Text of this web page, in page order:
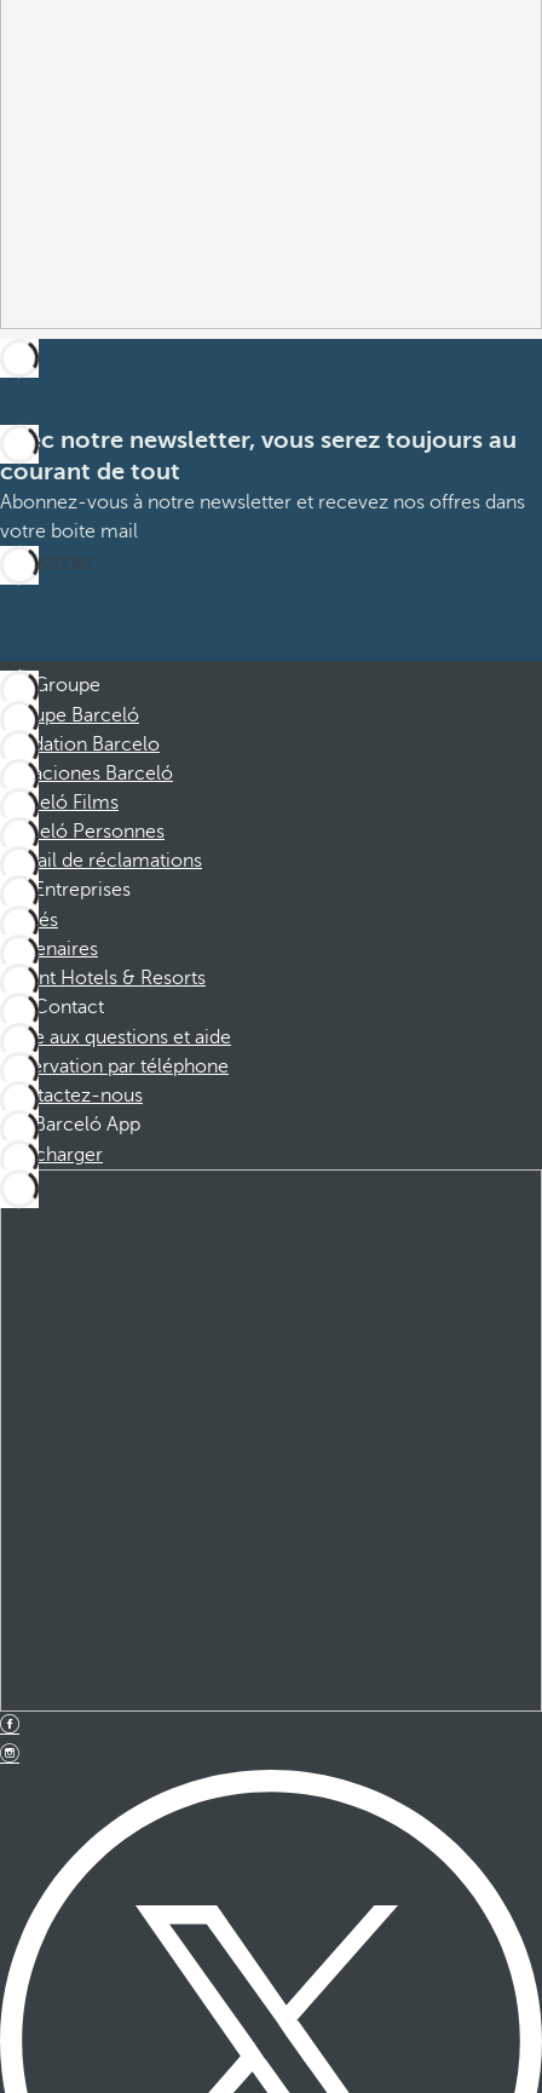
Avec notre newsletter, vous serez toujours au
courant de tout
Abonnez-vous à notre newsletter et recevez nos offres dans
votre boite mail
M’abonner
Groupe
Groupe Barceló
Fondation Barcelo
Vacaciones Barceló
Barceló Films
Barceló Personnes
Portail de réclamations
Entreprises
Affiliés
Partenaires
Dorint Hotels & Resorts
Contact
Foire aux questions et aide
Réservation par téléphone
Contactez-nous
Barceló App
Télécharger